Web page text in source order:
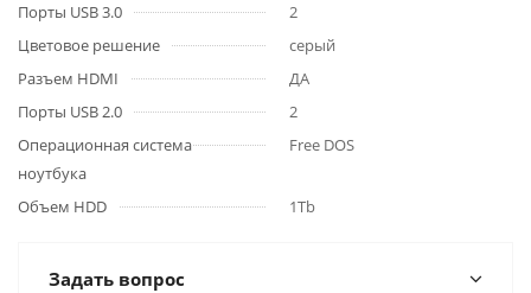
Порты USB 3.0
2
Цветовое решение
серый
Разъем HDMI
ДА
Порты USB 2.0
2
Операционная система
ноутбука
Free DOS
Объем HDD 1Tb
Задать вопрос